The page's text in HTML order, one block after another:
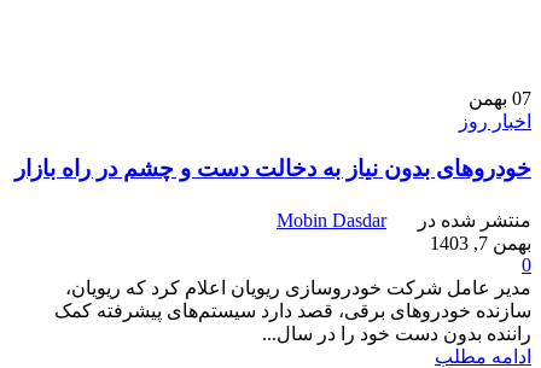
07 بهمن
اخبار روز
خودروهای بدون نیاز به دخالت دست و چشم در راه بازار
منتشر شده در
Mobin Dasdar
بهمن 7, 1403
0
مدیر عامل شرکت خودروسازی ریویان اعلام کرد که ریویان،
سازنده خودروهای برقی، قصد دارد سیستم‌های پیشرفته کمک
راننده بدون دست خود را در سال...
ادامه مطلب